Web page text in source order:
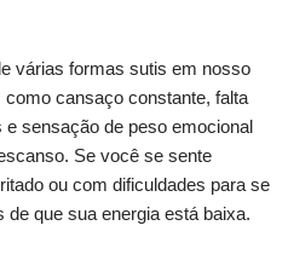
várias formas sutis em nosso
como cansaço constante, falta
sensação de peso emocional
Se você se sente
ou com dificuldades para se
que sua energia está baixa.